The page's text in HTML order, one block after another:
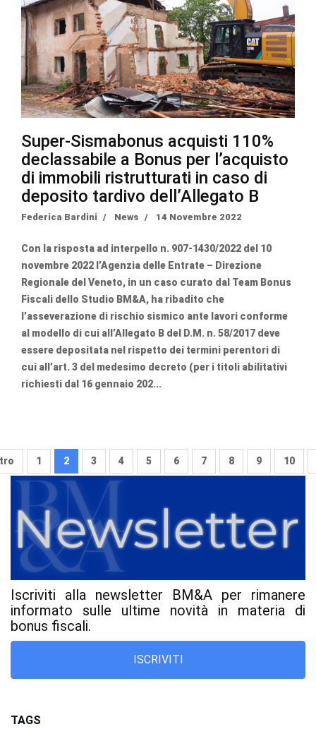
Super-Sismabonus acquisti 110%
declassabile a Bonus per l’acquisto
di immobili ristrutturati in caso di
deposito tardivo dell’Allegato B
Federica Bardini News 14 Novembre 2022
Con la risposta ad interpello n. 907-1430/2022 del 10
novembre 2022 l’Agenzia delle Entrate – Direzione
Regionale del Veneto, in un caso curato dal Team Bonus
Fiscali dello Studio BM&A, ha ribadito che
l’asseverazione di rischio sismico ante lavori conforme
al modello di cui all’Allegato B del D.M. n. 58/2017 deve
essere depositata nel rispetto dei termini perentori di
cui all’art. 3 del medesimo decreto (per i titoli abilitativi
richiesti dal 16 gennaio 202...
1 2 3 4 5 6 7 8 9 10
Iscriviti alla newsletter BM&A per rimanere
informato sulle ultime novità in materia di
bonus fiscali.
ISCRIVITI
TAGS